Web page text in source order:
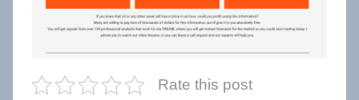
Rate this post